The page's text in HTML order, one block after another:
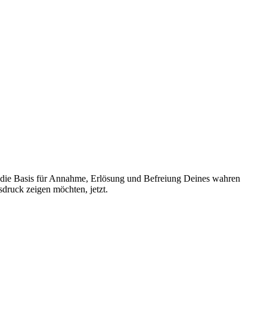
Basis für Annahme, Erlösung und Befreiung Deines wahren
zeigen möchten, jetzt.